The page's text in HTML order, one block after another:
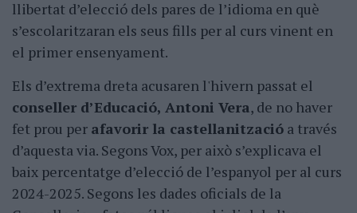
llibertat d’elecció dels pares de l’idioma en què
s’escolaritzaran els seus fills per al curs vinent en
el primer ensenyament.
Els d’extrema dreta acusaren l'hivern passat el
conseller d’Educació, Antoni Vera, de no haver
fet prou per afavorir la castellanització a través
d’aquesta via. Segons Vox, per això s’explicava el
baix percentatge d’elecció de l’espanyol per al curs
2024-2025. Segons les dades oficials de la